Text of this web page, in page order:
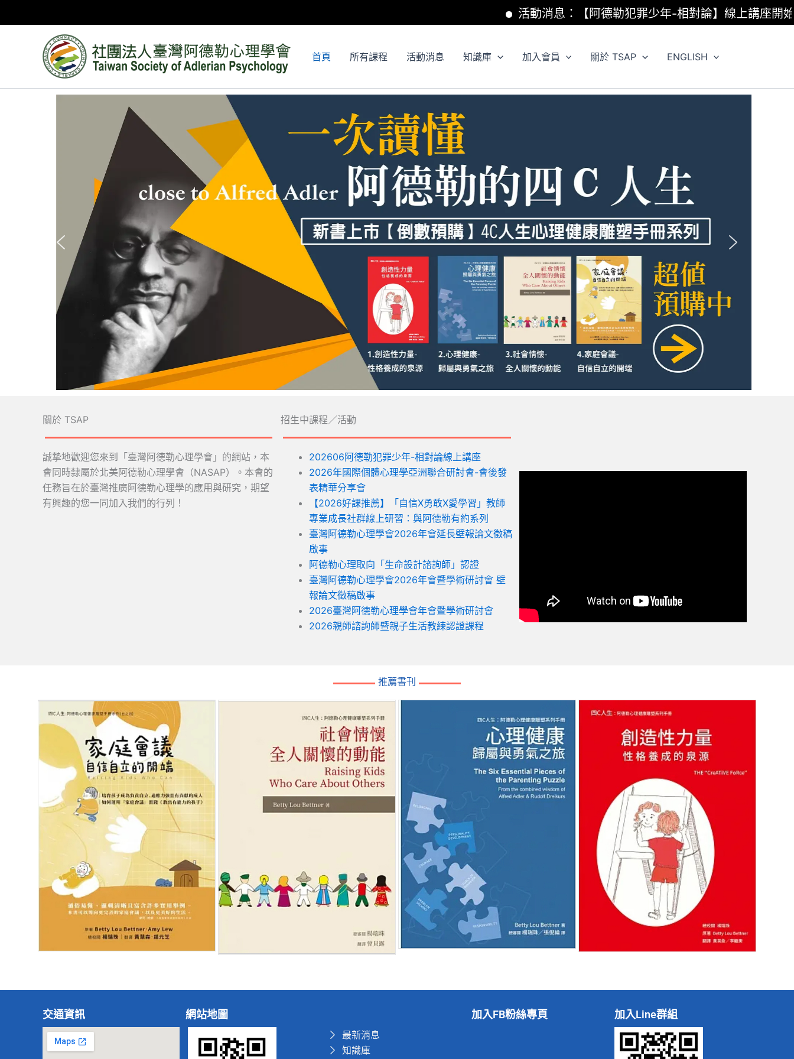
活動消息：【阿德勒犯罪少年-相對論】線上講座開始報
至
首頁 所有課程 活動消息 知識庫 加入會員 關於 TSAP ENGLISH
關於 TSAP 招生中課程／活動
誠摯地歡迎您來到「臺灣阿德勒心理學會」的網站，本
會同時隸屬於北美阿德勒心理學會（NASAP）。本會的
任務旨在於臺灣推廣阿德勒心理學的應用與研究，期望
有興趣的您一同加入我們的行列！
202606阿德勒犯罪少年-相對論線上講座
2026年國際個體心理學亞洲聯合研討會-會後發
表精華分享會
【2026好課推薦】「自信X勇敢X愛學習」教師
專業成長社群線上研習：與阿德勒有約系列
臺灣阿德勒心理學會2026年會延長壁報論文徵稿
啟事
阿德勒心理取向「生命設計諮詢師」認證
臺灣阿德勒心理學會2026年會暨學術研討會 壁
報論文徵稿啟事
2026臺灣阿德勒心理學會年會暨學術研討會
2026親師諮詢師暨親子生活教練認證課程
推薦書刊
交通資訊 網站地圖 加入FB粉絲專頁 加入Line群組
最新消息
知識庫